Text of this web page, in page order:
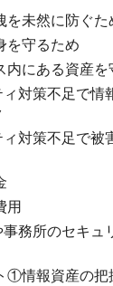
を未然に防ぐた
を守るため
内にある資産を
対策不足で情
対策不足で被
用
務所のセキュ
①情報資産の把